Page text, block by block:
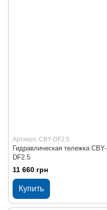
Артикул: CBY-DF2.5
Гидравлическая тележка CBY-
DF2.5
11 660 грн
Купить